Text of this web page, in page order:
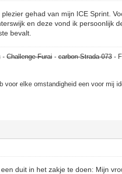
gehad van mijn ICE Sprint.
en deze vond ik persoonlijk
bevalt.
-Challenge Furai-carbon Strada 073-
voor elke omstandigheid een voor mij
duit in het zakje te doen: Mijn